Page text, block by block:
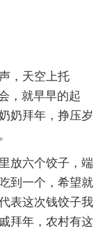
，天空上托
，就早早的起
奶拜年，挣压岁
放六个饺子，端
到一个，希望就
表这次钱饺子我
拜年，农村有这